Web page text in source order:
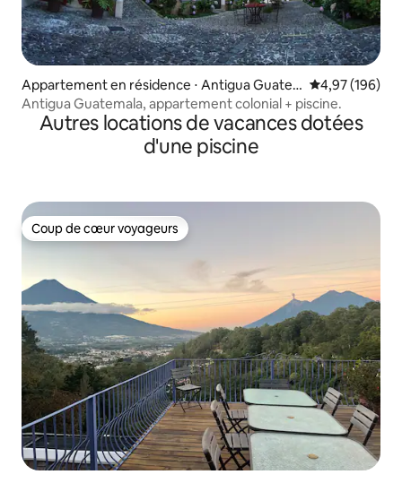
Appartement en résidence ⋅ Antigua Guate
mala
Évaluation
4,97 (196)
Antigua Guatemala, appartement colonial + piscine.
Autres locations de vacances dotées
d'une piscine
Coup de cœur voyageurs
Coup de cœur voyageurs